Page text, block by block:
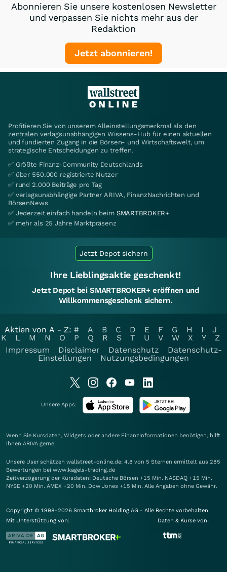
Abonnieren Sie unsere kostenlosen Newsletter
und verpassen Sie nichts mehr aus der
Redaktion
Jetzt abonnieren!
Profitieren Sie von unserem Alleinstellungsmerkmal als den
zentralen verlagsunabhängigen Wissens-Hub für einen aktuellen
und fundierten Zugang in die Börsen- und Wirtschaftswelt, um
strategische Entscheidungen zu treffen.
✅ Größte Finanz-Community Deutschlands
✅ über 550.000 registrierte Nutzer
✅ rund 2.000 Beiträge pro Tag
✅ verlagsunabhängige Partner ARIVA, FinanzNachrichten und
BörsenNews
✅ Jederzeit einfach handeln beim SMARTBROKER+
✅ mehr als 25 Jahre Marktpräsenz
Jetzt Depot sichern
Ihre Lieblingsaktie geschenkt!
Jetzt Depot bei SMARTBROKER+ eröffnen und
Willkommensgeschenk sichern.
Aktien von A - Z: # A B C D E F G H I
J
K
L M N O P Q R S T U V W X Y
Z
Impressum
Disclaimer Datenschutz
Datenschutz-
Einstellungen
Nutzungsbedingungen
Unsere Apps:
Wenn Sie Kursdaten, Widgets oder andere Finanzinformationen benötigen, hilft
Ihnen ARIVA gerne.
Unsere User schätzen wallstreet-online.de: 4.8 von 5 Sternen ermittelt aus 285
Bewertungen bei www.kagels-trading.de
Zeitverzögerung der Kursdaten: Deutsche Börsen +15 Min. NASDAQ +15 Min.
NYSE +20 Min. AMEX +20 Min. Dow Jones +15 Min. Alle Angaben ohne Gewähr.
Copyright © 1998-2026 Smartbroker Holding AG - Alle Rechte vorbehalten.
Mit Unterstützung von:
Daten & Kurse von: